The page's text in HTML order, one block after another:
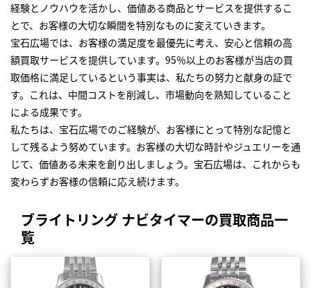
経験とノウハウを活かし、価値ある商品とサービスを提供するこ
とで、お客様の大切な瞬間を特別なものに変えていきます。
宝石広場では、お客様の満足度を最優先に考え、安心と信頼の高
額買取サービスを提供しています。95％以上のお客様が当店の買
取価格に満足しているという事実は、私たちの努力と献身の証で
す。これは、中間コストを削減し、市場動向を熟知していること
による成果です。
私たちは、宝石広場でのご経験が、お客様にとって特別な記憶と
して残るよう努めています。お客様の大切な時計やジュエリーを通
じて、価値ある未来を創り出しましょう。宝石広場は、これからも
変わらずお客様の信頼に応え続けます。
ブライトリング ナビタイマーの買取商品一
覧